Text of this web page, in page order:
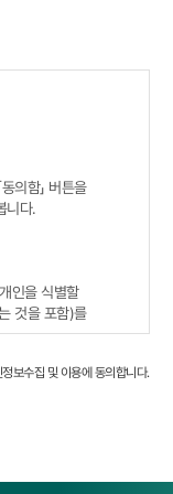
의함」 버튼을
니다.
인을 식별할
것을 포함)를
보수집 및 이용에 동의합니다.